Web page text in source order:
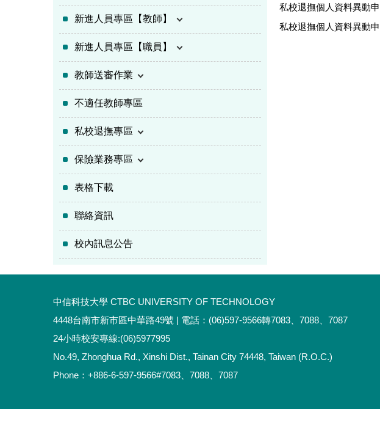
新進人員專區【教師】
新進人員專區【職員】
教師送審作業
不適任教師專區
私校退撫專區
保險業務專區
表格下載
聯絡資訊
校內訊息公告
私校退撫個人資料異動
私校退撫個人資料異動
中信科技大學 CTBC UNIVERSITY OF TECHNOLOGY
4448台南市新市區中華路49號 | 電話：(06)597-9566轉7083、7088、7087
24小時校安專線:(06)5977995
No.49, Zhonghua Rd., Xinshi Dist., Tainan City 74448, Taiwan (R.O.C.)
Phone：+886-6-597-9566#7083、7088、7087